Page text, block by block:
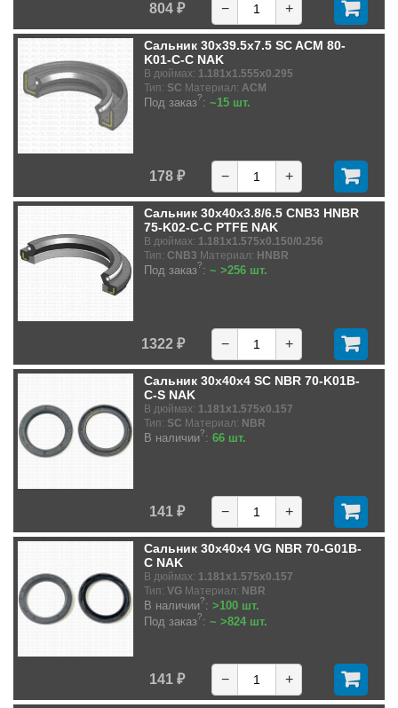
804 ₽ − +
Сальник 30x39.5x7.5 SC ACM 80-
K01-C-C NAK
В дюймах: 1.181x1.555x0.295
Тип: SC Материал: ACM
Под заказ?: ~15 шт.
178 ₽ − +
Сальник 30x40x3.8/6.5 CNB3 HNBR
75-K02-C-C PTFE NAK
В дюймах: 1.181x1.575x0.150/0.256
Тип: CNB3 Материал: HNBR
Под заказ?: ~ >256 шт.
1322 ₽ − +
Сальник 30x40x4 SC NBR 70-K01B-
C-S NAK
В дюймах: 1.181x1.575x0.157
Тип: SC Материал: NBR
В наличии?: 66 шт.
141 ₽ − +
Сальник 30x40x4 VG NBR 70-G01B-
C NAK
В дюймах: 1.181x1.575x0.157
Тип: VG Материал: NBR
В наличии?: >100 шт.
Под заказ?: ~ >824 шт.
141 ₽ − +